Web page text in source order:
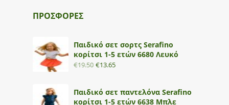
ΠΡΟΣΦΟΡΕΣ
Παιδικό σετ σορτς Serafino
κορίτσι 1-5 ετών 6680 Λευκό
€19.50 €13.65
Παιδικό σετ παντελόνα Serafino
κορίτσι 1-5 ετών 6638 Μπλε